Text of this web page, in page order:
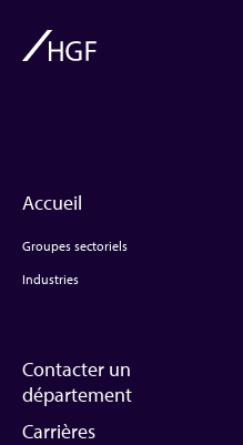
Accueil
Groupes sectoriels
Industries
Contacter un
département
Carrières